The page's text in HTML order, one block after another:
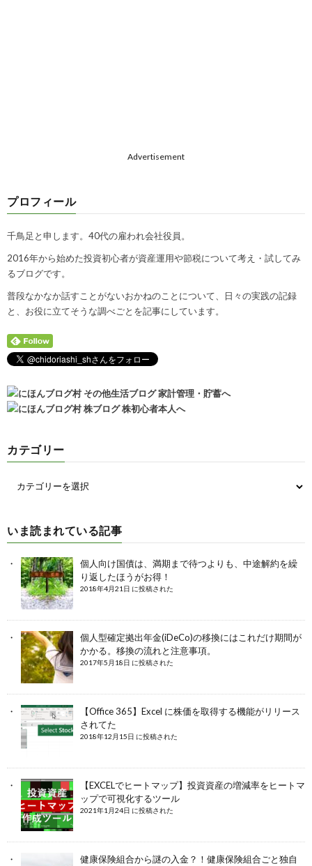
Advertisement
プロフィール
千鳥足と申します。40代の雇われ会社役員。
2016年から始めた投資初心者が資産運用や節税について考え・試してみ
るブログです。
普段なかなか話すことがないおかねのことについて、日々の実践の記録
と、お役に立てそうな調べごとを記事にしています。
カテゴリー
いま読まれている記事
個人向け国債は、満期まで待つよりも、中途解約を繰
り返したほうがお得！
2018年4月21日 に投稿された
個人型確定拠出年金(iDeCo)の移換にはこれだけ期間が
かかる。移換の流れと注意事項。
2017年5月18日 に投稿された
【Office 365】Excel に株価を取得する機能がリリース
されてた
2018年12月15日 に投稿された
【EXCELでヒートマップ】投資資産の増減率をヒートマ
ップで可視化するツール
2021年1月24日 に投稿された
健康保険組合から謎の入金？！健康保険組合ごと独自